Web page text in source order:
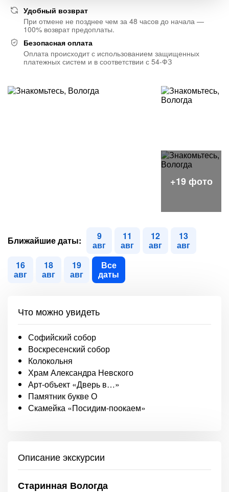
Удобный возврат
При отмене не позднее чем за 48 часов до начала —
100% возврат предоплаты.
Безопасная оплата
Оплата происходит с использованием защищенных
платежных систем и в соответствии с 54-ФЗ
Ближайшие даты: 9
авг
11
авг
12
авг
13
авг
16
авг
18
авг
19
авг
Все
даты
Что можно увидеть
Софийский собор
Воскресенский собор
Колокольня
Храм Александра Невского
Арт-объект «Дверь в…»
Памятник букве О
Скамейка «Посидим-поокаем»
Описание экскурсии
Старинная Вологда